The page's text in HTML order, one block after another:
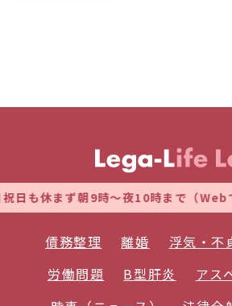
も休まず朝9時～夜10時まで（Webで
債務整理 離婚 浮気・不
労働問題
B型肝炎 アス